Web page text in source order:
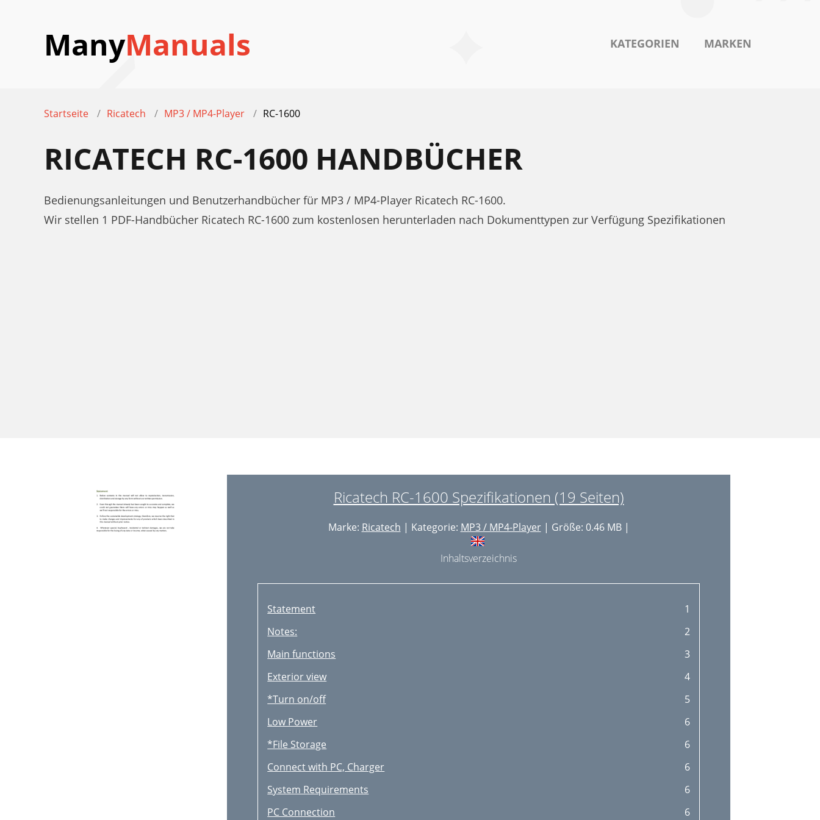
ManyManuals KATEGORIEN MARKEN
Startseite Ricatech MP3 / MP4-Player RC-1600
RICATECH RC-1600 HANDBÜCHER
Bedienungsanleitungen und Benutzerhandbücher für MP3 / MP4-Player Ricatech RC-1600.
Wir stellen 1 PDF-Handbücher Ricatech RC-1600 zum kostenlosen herunterladen nach Dokumenttypen zur Verfügung Spezifikationen
Ricatech RC-1600 Spezifikationen (19 Seiten)
Marke: Ricatech | Kategorie: MP3 / MP4-Player| Größe: 0.46 MB |
Inhaltsverzeichnis
Statement
1
Notes:
2
Main functions
3
Exterior view
4
*Turn on/off
5
Low Power
6
*File Storage
6
Connect with PC, Charger
6
System Requirements
6
PC Connection
6